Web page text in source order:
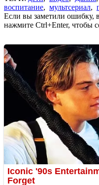
воспитание, мультсериал,
Если вы заметили ошибку,
нажмите Ctrl+Enter, чтобы